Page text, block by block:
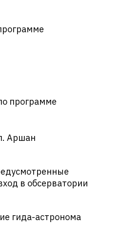
программе
Аршан
в обсерватории
гида-астронома